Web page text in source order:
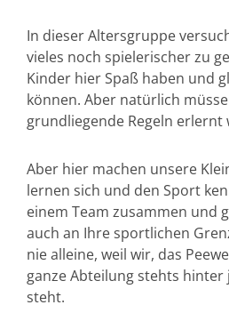
In dieser Altersgruppe
vieles noch spielerischer zu
Kinder hier Spaß haben und
können. Aber natürlich
grundliegende Regeln erlernt
Aber hier machen unsere
lernen sich und den Sport
einem Team zusammen und
auch an Ihre sportlichen
nie alleine, weil wir, das
ganze Abteilung stehts hinter
steht.